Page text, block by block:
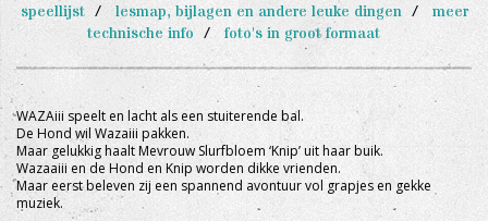
speellijst lesmap, bijlagen en andere leuke dingen
meer
technische info
foto's in groot formaat
WAZAiii speelt en lacht als een stuiterende bal.
De Hond wil Wazaiii pakken.
Maar gelukkig haalt Mevrouw Slurfbloem ‘Knip’ uit haar buik.
Wazaaiii en de Hond en Knip worden dikke vrienden.
Maar eerst beleven zij een spannend avontuur vol grapjes en gekke
muziek.